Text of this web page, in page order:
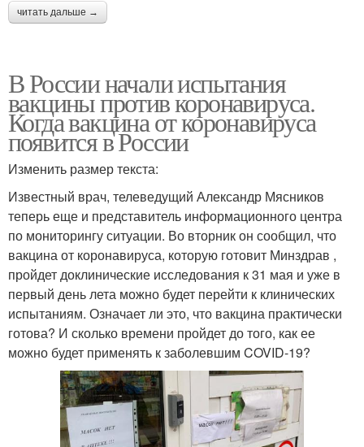
читать дальше →
В России начали испытания
вакцины против коронавируса.
Когда вакцина от коронавируса
появится в России
Изменить размер текста:
Известный врач, телеведущий Александр Мясников
теперь еще и представитель информационного центра
по мониторингу ситуации. Во вторник он сообщил, что
вакцина от коронавируса, которую готовит Минздрав ,
пройдет доклинические исследования к 31 мая и уже в
первый день лета можно будет перейти к клинических
испытаниям. Означает ли это, что вакцина практически
готова? И сколько времени пройдет до того, как ее
можно будет применять к заболевшим COVID-19?